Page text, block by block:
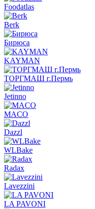
Foodatlas
Berk
Бирюса
KAYMAN
ТОРГМАШ г.Пермь
Jetinno
MACO
Dazzl
WLBake
Radax
Lavezzini
LA PAVONI